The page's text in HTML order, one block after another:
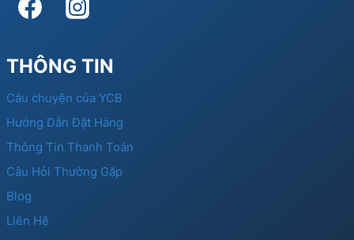
THÔNG TIN
Câu chuyện của YCB
Hướng Dẫn Đặt Hàng
Thông Tin Thanh Toán
Câu Hỏi Thường Gặp
Blog
Liên Hệ